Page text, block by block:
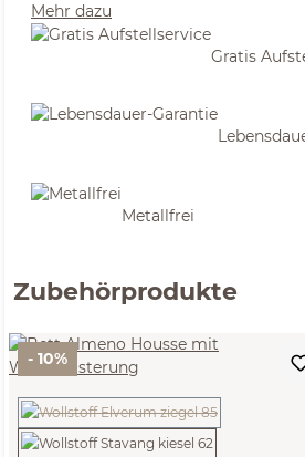
Mehr dazu
Gratis
Metallfrei
Zubehörprodukte
- 10%
(Diese Option ist zurzeit nicht